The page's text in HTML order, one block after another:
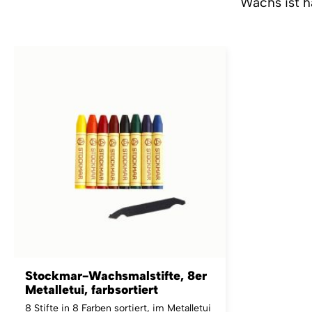
Stockmar-Wachsmalstifte, 8er
Metalletui, farbsortiert
8 Stifte in 8 Farben sortiert, im Metalletui